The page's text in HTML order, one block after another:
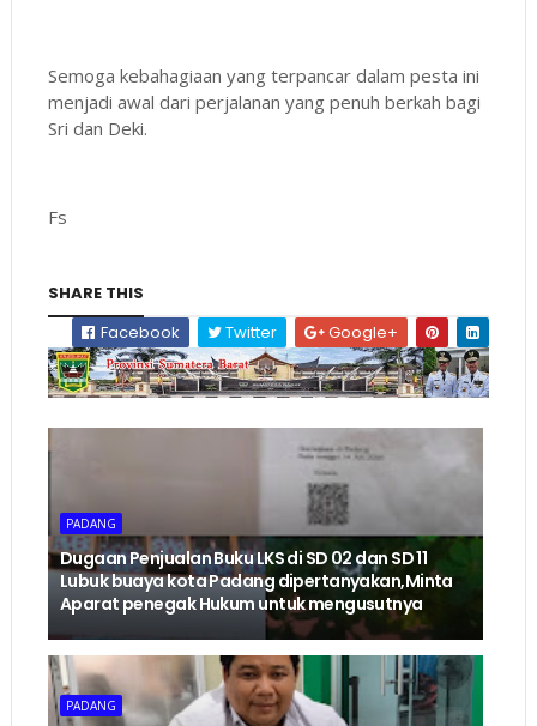
Semoga kebahagiaan yang terpancar dalam pesta ini
menjadi awal dari perjalanan yang penuh berkah bagi
Sri dan Deki.
Fs
SHARE THIS
Facebook
Twitter Google+
PADANG
Dugaan Penjualan Buku LKS di SD 02 dan SD 11
Lubuk buaya kota Padang dipertanyakan,Minta
Aparat penegak Hukum untuk mengusutnya
PADANG